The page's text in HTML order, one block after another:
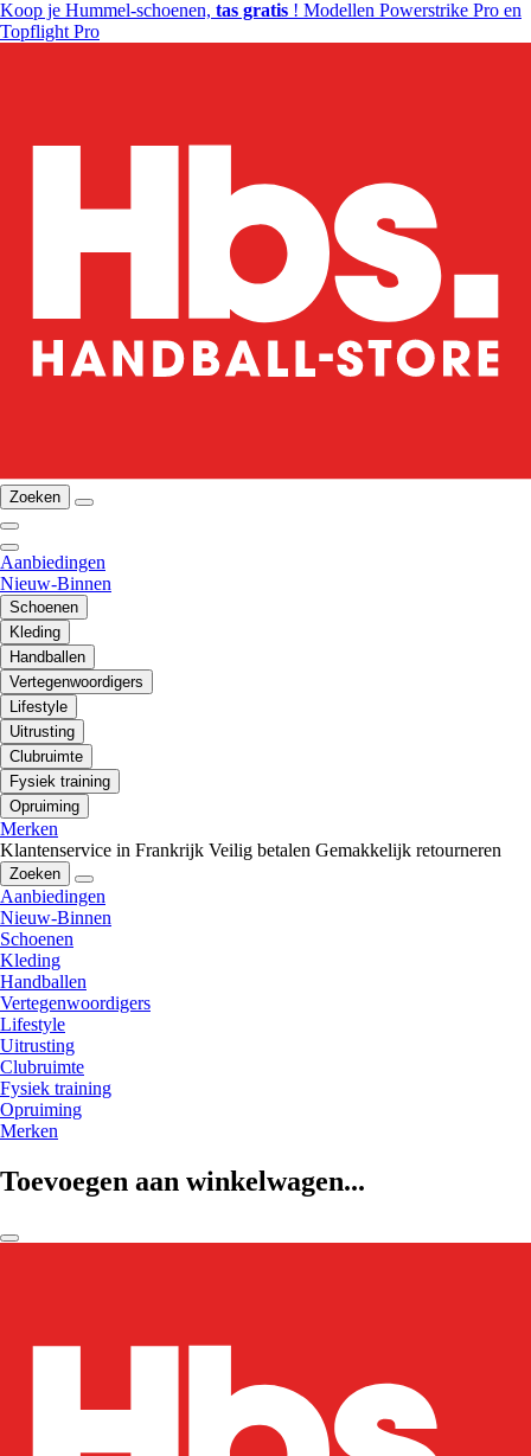
Koop je Hummel-schoenen, tas gratis ! Modellen Powerstrike Pro en
Topflight Pro
Zoeken
Aanbiedingen
Nieuw-Binnen
Schoenen
Kleding
Handballen
Vertegenwoordigers
Lifestyle
Uitrusting
Clubruimte
Fysiek training
Opruiming
Merken
Klantenservice in Frankrijk Veilig betalen Gemakkelijk retourneren
Zoeken
Aanbiedingen
Nieuw-Binnen
Schoenen
Kleding
Handballen
Vertegenwoordigers
Lifestyle
Uitrusting
Clubruimte
Fysiek training
Opruiming
Merken
Toevoegen aan winkelwagen...